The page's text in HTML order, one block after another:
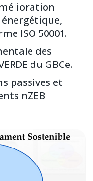
ISO 50001.
des
du GBCe.
passives et
nZEB.